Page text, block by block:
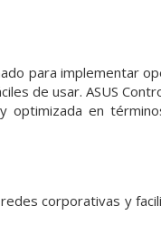
para implementar
de usar. ASUS
optimizada en
corporativas y